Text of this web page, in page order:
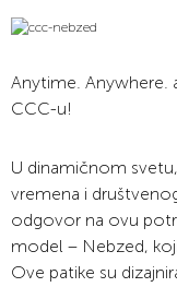
Anytime. Anywhere.
CCC-u!
U dinamičnom
vremena i
odgovor na ovu
model – Nebzed,
Ove patike su